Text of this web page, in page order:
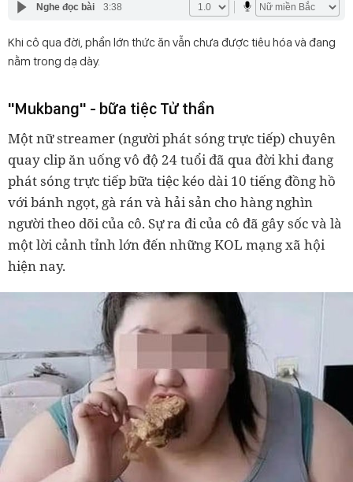
Nghe đọc bài 3:38
Khi cô qua đời, phần lớn thức ăn vẫn chưa được tiêu hóa và đang
nằm trong dạ dày.
"Mukbang" - bữa tiệc Tử thần
Một nữ streamer (người phát sóng trực tiếp) chuyên
quay clip ăn uống vô độ 24 tuổi đã qua đời khi đang
phát sóng trực tiếp bữa tiệc kéo dài 10 tiếng đồng hồ
với bánh ngọt, gà rán và hải sản cho hàng nghìn
người theo dõi của cô. Sự ra đi của cô đã gây sốc và là
một lời cảnh tỉnh lớn đến những KOL mạng xã hội
hiện nay.